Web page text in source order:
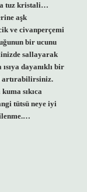
tuz kristali…
aşk
ve civanperçemi
bir ucunu
sallayarak
dayanıklı bir
artırabilirsiniz.
sıkıca
tütsü neye iyi